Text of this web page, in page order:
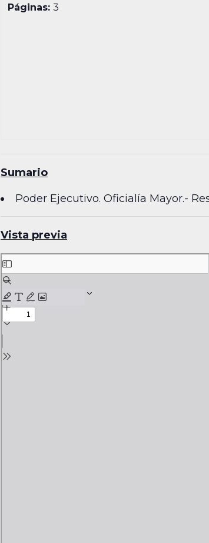
Páginas:3
Sumario
Poder Ejecutivo. Oficialía Mayor.-
Vista previa
Skip
to
PDF
content